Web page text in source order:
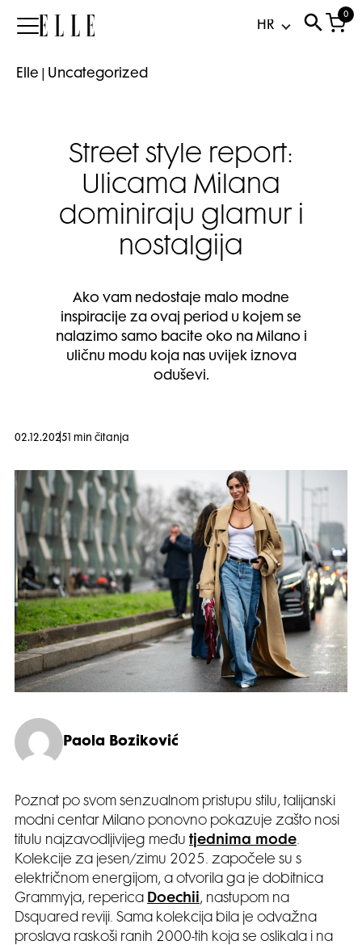
Elle
0
Elle Uncategorized
Street style report:
Ulicama Milana
dominiraju glamur i
nostalgija
Ako vam nedostaje malo modne
inspiracije za ovaj period u kojem se
nalazimo samo bacite oko na Milano i
uličnu modu koja nas uvijek iznova
oduševi.
02.12.2025 1 min čitanja
Paola Boziković
Poznat po svom senzualnom pristupu stilu, talijanski
modni centar Milano ponovno pokazuje zašto nosi
titulu najzavodljivijeg među tjednima mode.
Kolekcije za jesen/zimu 2025. započele su s
električnom energijom, a otvorila ga je dobitnica
Grammyja, reperica Doechii , nastupom na
Dsquared reviji. Sama kolekcija bila je odvažna
proslava raskoši ranih 2000-tih koja se oslikala i na